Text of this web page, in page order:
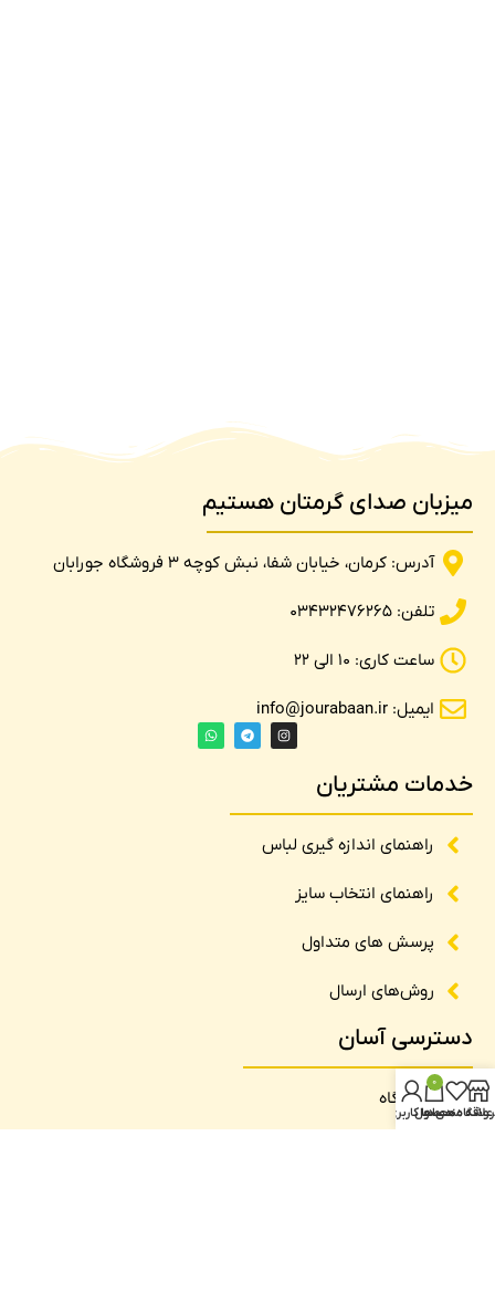
میزبان صدای گرمتان هستیم
آدرس: کرمان، خیابان شفا، نبش کوچه 3 فروشگاه جورابان
تلفن: 03432476265
ساعت کاری: 10 الی 22
ایمیل: info@jourabaan.ir
خدمات مشتریان
راهنمای اندازه گیری لباس
راهنمای انتخاب سایز
پرسش های متداول
روش‌های ارسال
دسترسی آسان
فروشگاه
علاقه مندی ها
0
محصول
حساب کاربری من